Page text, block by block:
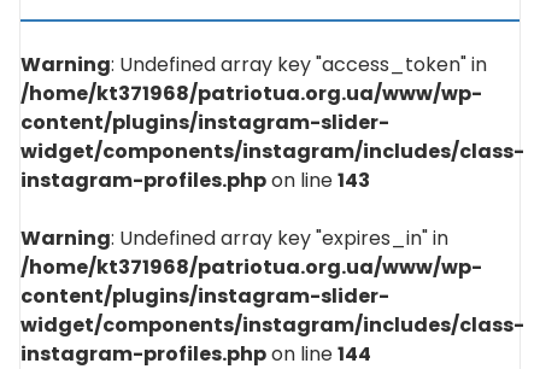
Warning: Undefined array key "access_token" in
/home/kt371968/patriotua.org.ua/www/wp-
content/plugins/instagram-slider-
widget/components/instagram/includes/class-
instagram-profiles.phpon line143
Warning: Undefined array key "expires_in" in
/home/kt371968/patriotua.org.ua/www/wp-
content/plugins/instagram-slider-
widget/components/instagram/includes/class-
instagram-profiles.phpon line144